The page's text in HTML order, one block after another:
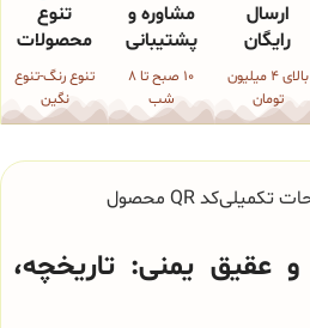
ارسال
رایگان
بالای 4 میلیون
تومان
مشاوره و
پشتیبانی
10 صبح تا 8
شب
تنوع
محصولات
تنوع رنگ-تنوع
نگین
تکمیلیکد QR محصول
و عقیق یمنی: تاریخچه،